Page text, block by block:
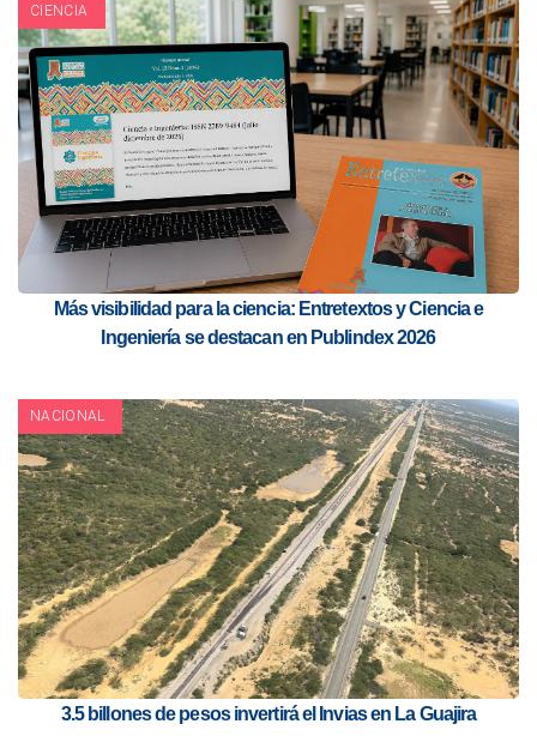
CIENCIA
Más visibilidad para la ciencia: Entretextos y Ciencia e
Ingeniería se destacan en Publindex 2026
NACIONAL
3.5 billones de pesos invertirá el Invias en La Guajira